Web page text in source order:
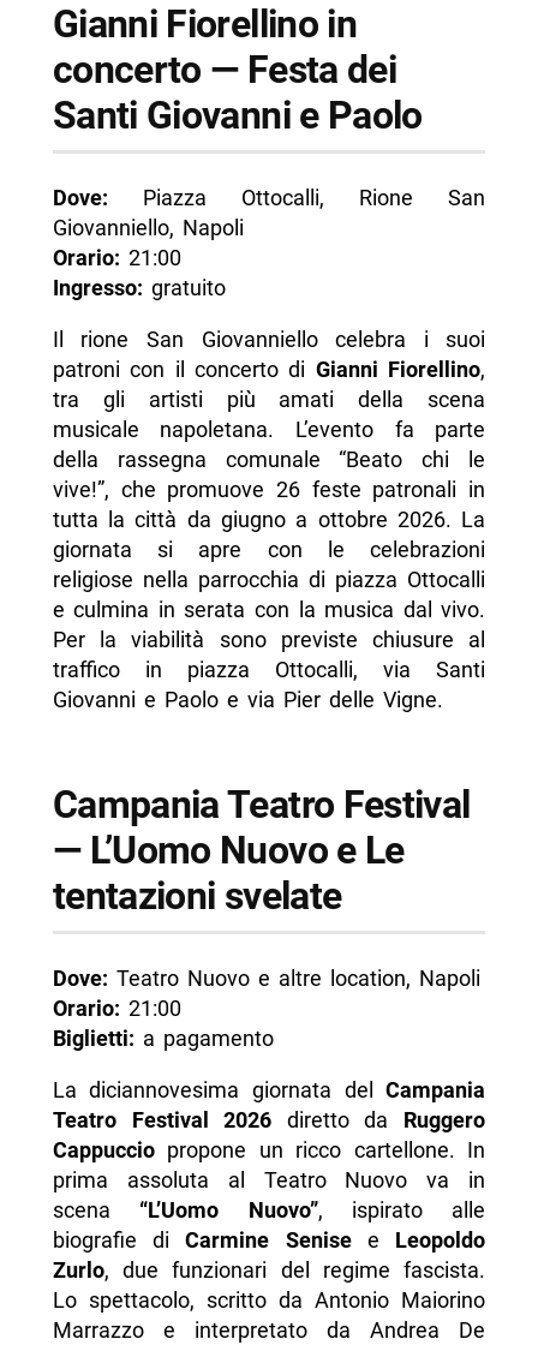
Gianni Fiorellino in
concerto — Festa dei
Santi Giovanni e Paolo
Dove: Piazza Ottocalli, Rione San
Giovanniello, Napoli
Orario: 21:00
Ingresso: gratuito
Il rione San Giovanniello celebra i suoi
patroni con il concerto di Gianni Fiorellino,
tra gli artisti più amati della scena
musicale napoletana. L’evento fa parte
della rassegna comunale “Beato chi le
vive!”, che promuove 26 feste patronali in
tutta la città da giugno a ottobre 2026. La
giornata si apre con le celebrazioni
religiose nella parrocchia di piazza Ottocalli
e culmina in serata con la musica dal vivo.
Per la viabilità sono previste chiusure al
traffico in piazza Ottocalli, via Santi
Giovanni e Paolo e via Pier delle Vigne.
Campania Teatro Festival
— L’Uomo Nuovo e Le
tentazioni svelate
Dove: Teatro Nuovo e altre location, Napoli
Orario: 21:00
Biglietti: a pagamento
La diciannovesima giornata delCampania
Teatro Festival 2026 diretto da Ruggero
Cappucciopropone un ricco cartellone. In
prima assoluta al Teatro Nuovo va in
scena “L’Uomo Nuovo”, ispirato alle
biografie diCarmine Senisee Leopoldo
Zurlo, due funzionari del regime fascista.
Lo spettacolo, scritto da Antonio Maiorino
Marrazzo e interpretato da Andrea De